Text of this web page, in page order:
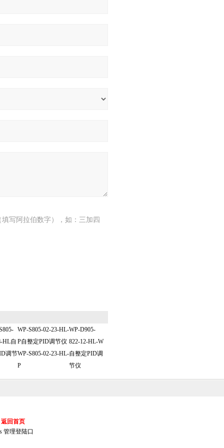
写阿拉伯数字），如：三加四
HL自
调节
WP-S805-02-23-HL-
P自整定PID调节仪
WP-S805-02-23-HL-
P
WP-D905-
822-12-HL-W
自整定PID调
节仪
返回首页
管理登陆口